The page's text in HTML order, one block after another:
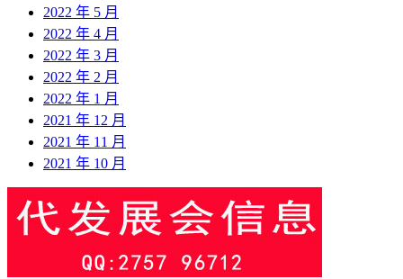
2022 年 5 月
2022 年 4 月
2022 年 3 月
2022 年 2 月
2022 年 1 月
2021 年 12 月
2021 年 11 月
2021 年 10 月